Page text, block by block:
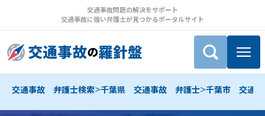
交通事故問題の解決をサポート
交通事故に強い弁護士が見つかるポータルサイト
交通事故 弁護士検索>千葉県 交通事故 弁護士>千葉市 交通